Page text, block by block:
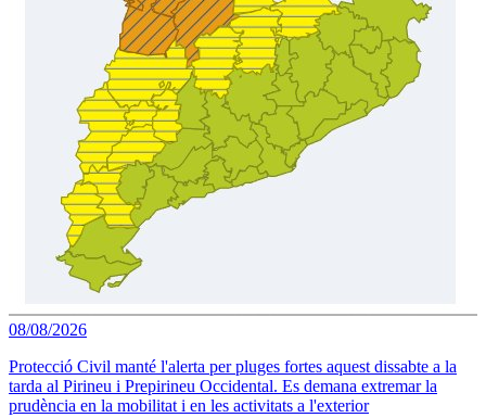
08/08/2026
Protecció Civil manté l'alerta per pluges fortes aquest dissabte a la
tarda al Pirineu i Prepirineu Occidental. Es demana extremar la
prudència en la mobilitat i en les activitats a l'exterior